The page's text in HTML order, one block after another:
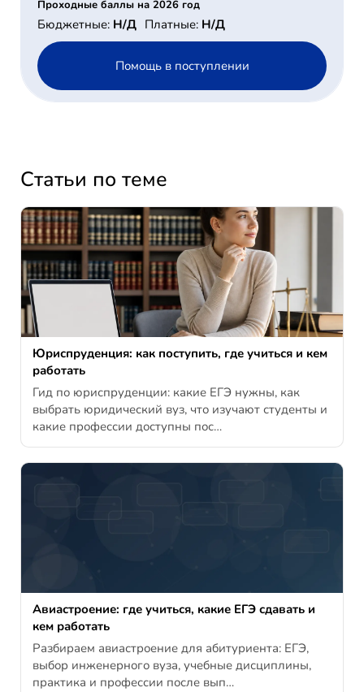
Проходные баллы на 2026 год
Бюджетные: Н/Д Платные: Н/Д
Помощь в поступлении
Статьи по теме
Юриспруденция: как поступить, где учиться и кем
работать
Гид по юриспруденции: какие ЕГЭ нужны, как
выбрать юридический вуз, что изучают студенты и
какие профессии доступны пос…
Авиастроение: где учиться, какие ЕГЭ сдавать и
кем работать
Разбираем авиастроение для абитуриента: ЕГЭ,
выбор инженерного вуза, учебные дисциплины,
практика и профессии после вып…